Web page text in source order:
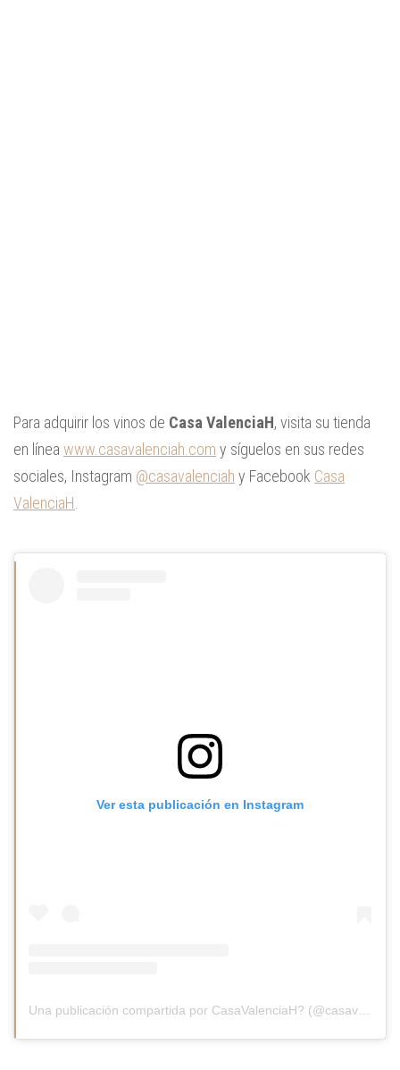
Para adquirir los vinos de Casa ValenciaH, visita su tienda
en línea www.casavalenciah.com y síguelos en sus redes
sociales, Instagram @casavalenciah y Facebook Casa
ValenciaH
Ver esta publicación en Instagram
Una publicación compartida por CasaValenciaH? (@casavalenciah)